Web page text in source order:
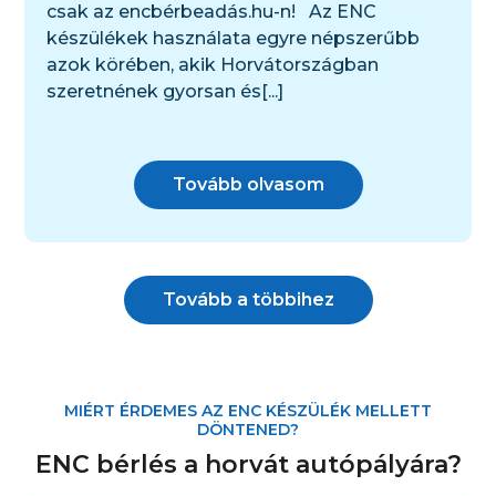
csak az encbérbeadás.hu-n! Az ENC
készülékek használata egyre népszerűbb
azok körében, akik Horvátországban
szeretnének gyorsan és[...]
Tovább olvasom
Tovább a többihez
MIÉRT ÉRDEMES AZ ENC KÉSZÜLÉK MELLETT
DÖNTENED?
ENC bérlés a horvát autópályára?